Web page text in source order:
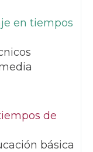
en tiempos
de
básica